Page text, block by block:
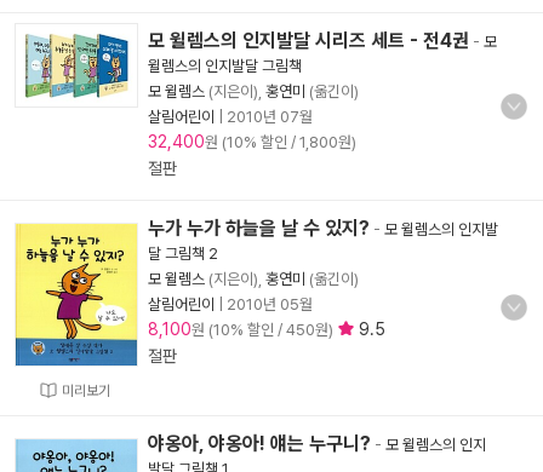
모 윌렘스의 인지발달 시리즈 세트 - 전4권 - 모
윌렘스의 인지발달 그림책
모 윌렘스 (지은이), 홍연미 (옮긴이)
살림어린이
2010년 07월
32,400원 (10% 할인 / 1,800원)
절판
미리보기
누가 누가 하늘을 날 수 있지? - 모 윌렘스의 인지발
달 그림책 2
모 윌렘스 (지은이), 홍연미 (옮긴이)
살림어린이
2010년 05월
8,100원 (10% 할인 / 450원)
9.5
절판
야옹아, 야옹아! 얘는 누구니? - 모 윌렘스의 인지